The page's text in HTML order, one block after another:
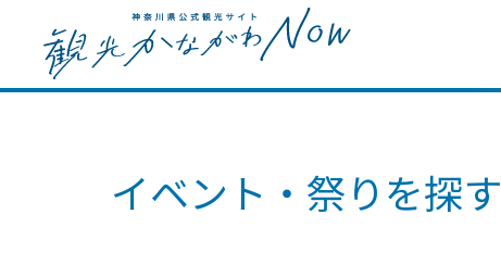
イベント・祭りを探す